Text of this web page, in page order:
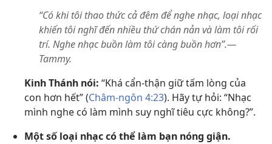
“Có khi tôi thao thức cả đêm để nghe nhạc, loại nhạc
khiến tôi nghĩ đến nhiều thứ chán nản và làm tôi rối
trí. Nghe nhạc buồn làm tôi càng buồn hơn”.​—
Tammy.
Kinh Thánh nói: “Khá cẩn-thận giữ tấm lòng của
con hơn hết” (Châm-ngôn 4:23). Hãy tự hỏi: “Nhạc
mình nghe có làm mình suy nghĩ tiêu cực không?”.
Một số loại nhạc có thể làm bạn nóng giận.